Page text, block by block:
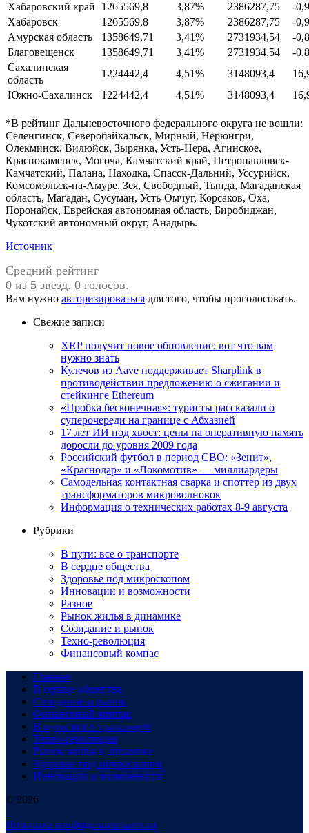
Хабаровский край
1265569,8 3,87% 2386287,75
-
Хабаровск
1265569,8 3,87% 2386287,75
-
Амурская область
1358649,71 3,41% 2731934,54
-
Благовещенск
1358649,71 3,41% 2731934,54
-
Сахалинская
область
1224442,4 4,51% 3148093,4
Южно-Сахалинск
1224442,4 4,51% 3148093,4
*В рейтинг Дальневосточного федерального округа не вошли:
Селенгинск, Северобайкальск, Мирный, Нерюнгри,
Олекминск, Вилюйск, Зырянка, Усть-Нера, Агинское,
Краснокаменск, Могоча, Камчатский край, Петропавловск-
Камчатский, Палана, Находка, Спасск-Дальний, Уссурийск,
Комсомольск-на-Амуре, Зея, Свободный, Тында, Магаданская
область, Магадан, Сусуман, Усть-Омчуг, Корсаков, Оха,
Поронайск, Еврейская автономная область, Биробиджан,
Чукотский автономный округ, Анадырь.
Источник
Средний рейтинг
0 из 5 звезд. 0 голосов.
Вам нужно авторизироваться для того, чтобы проголосовать.
Свежие записи
XRP получит новое обновление: вот что вам
нужно знать
Кулечов из Aave поддерживает Sharplink в
противодействии предложению о сжигании и
стейкинге Ethereum
«Пробка бесконечная»: туристы рассказали о
суперочереди на границе с Абхазией
17 лет ИИ под хвост: цены на оперативную память
доросли до уровня 2009 года
Российский футбол в период СВО: «Зенит»,
«Краснодар» и «Локомотив» — миллиардеры
Самодельная контактная сварка и споттер из двух
трансформаторов микроволновок
Информация о технических работах 8-9 августа
Рубрики
В пути: все о транспорте
В сердце общества
Здоровье под микроскопом
Инновации и возможности
Разное
Рынок жилья в динамике
Созидание и рынок
Техно-революция
Финансовый компас
Главная
В сердце общества
Созидание и рынок
Финансовый компас
В пути: все о транспорте
Техно-революция
Рынок жилья в динамике
Здоровье под микроскопом
Инновации и возможности
© 2026
Политика конфиденциальности